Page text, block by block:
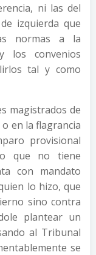
ni las del
izquierda que
normas a la
los convenios
tal y como
magistrados de
o en la flagrancia
provisional
que no tiene
con mandato
lo hizo, que
sino contra
plantear un
al Tribunal
se